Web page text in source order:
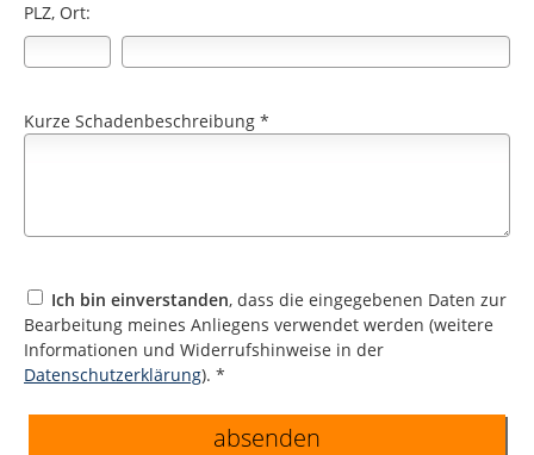
PLZ, Ort:
Kurze Schadenbeschreibung *
Ich bin einverstanden, dass die eingegebenen Daten zur
Bearbeitung meines Anliegens verwendet werden (weitere
Informationen und Widerrufshinweise in der
Datenschutzerklärung). *
absenden